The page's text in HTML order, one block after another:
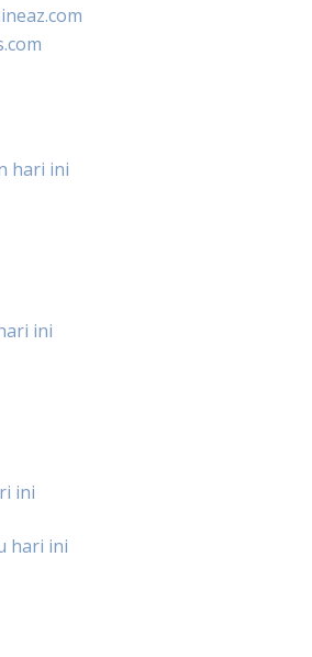
hari ini
ini
ini
hari ini